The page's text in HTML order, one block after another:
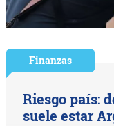
Finanzas
Riesgo país:
suele estar